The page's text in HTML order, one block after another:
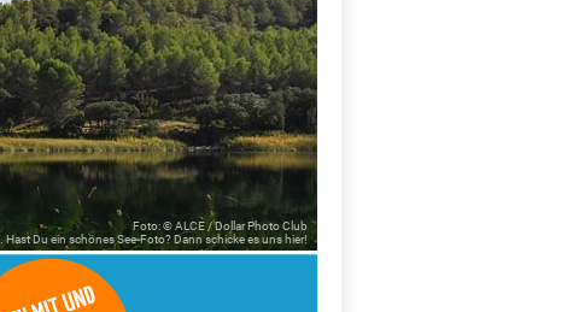
Foto: © ALCE / Dollar Photo Club
Du ein schönes See-Foto? Dann schicke es uns hier!